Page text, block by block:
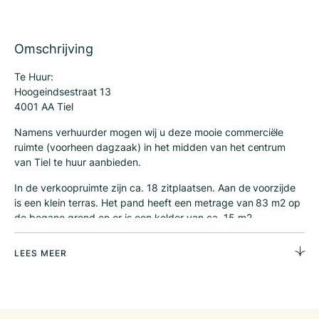
Omschrijving
Te Huur:
Hoogeindsestraat 13
4001 AA Tiel
Namens verhuurder mogen wij u deze mooie commerciële
ruimte (voorheen dagzaak) in het midden van het centrum
van Tiel te huur aanbieden.
In de verkoopruimte zijn ca. 18 zitplaatsen. Aan de voorzijde
is een klein terras. Het pand heeft een metrage van 83 m2 op
de begane grond en er is een kelder van ca. 15 m2.
de hoofdwinkelstraat van Tiel.
LEES MEER